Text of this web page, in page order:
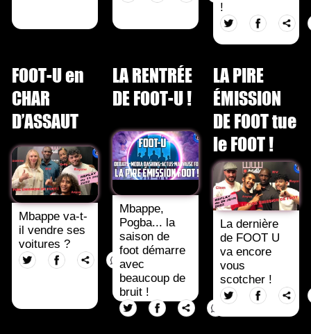
!
FOOT-U en
CHAR
D’ASSAUT
Mbappe va-t-
il vendre ses
voitures ?
LA RENTRÉE
DE FOOT-U !
Mbappe,
Pogba... la
saison de
foot démarre
avec
beaucoup de
bruit !
LA PIRE
ÉMISSION
DE FOOT tue
le FOOT !
La dernière
de FOOT U
va encore
vous
scotcher !